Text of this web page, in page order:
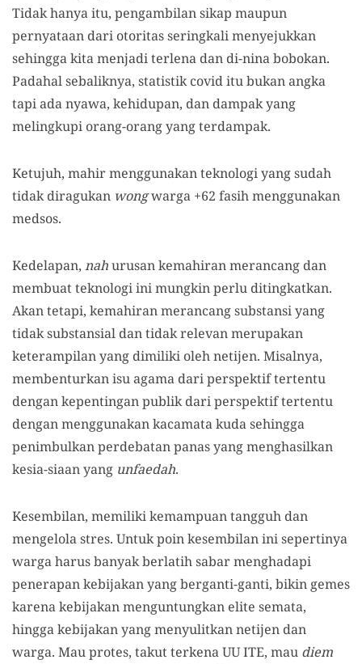
Tidak hanya itu, pengambilan sikap maupun
pernyataan dari otoritas seringkali menyejukkan
sehingga kita menjadi terlena dan di-nina bobokan.
Padahal sebaliknya, statistik covid itu bukan angka
tapi ada nyawa, kehidupan, dan dampak yang
melingkupi orang-orang yang terdampak.
Ketujuh, mahir menggunakan teknologi yang sudah
tidak diragukan wongwarga +62 fasih menggunakan
medsos.
Kedelapan, nahurusan kemahiran merancang dan
membuat teknologi ini mungkin perlu ditingkatkan.
Akan tetapi, kemahiran merancang substansi yang
tidak substansial dan tidak relevan merupakan
keterampilan yang dimiliki oleh netijen. Misalnya,
membenturkan isu agama dari perspektif tertentu
dengan kepentingan publik dari perspektif tertentu
dengan menggunakan kacamata kuda sehingga
penimbulkan perdebatan panas yang menghasilkan
kesia-siaan yang unfaedah.
Kesembilan, memiliki kemampuan tangguh dan
mengelola stres. Untuk poin kesembilan ini sepertinya
warga harus banyak berlatih sabar menghadapi
penerapan kebijakan yang berganti-ganti, bikin gemes
karena kebijakan menguntungkan elite semata,
hingga kebijakan yang menyulitkan netijen dan
warga. Mau protes, takut terkena UU ITE, mau diem